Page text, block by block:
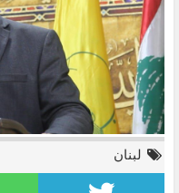
لبنان